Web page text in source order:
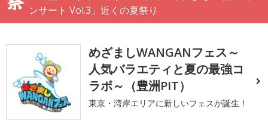
ンサート Vol.3」近くの夏祭り
めざましWANGANフェス～
人気バラエティと夏の最強コ
ラボ～（豊洲PIT）
東京・湾岸エリアに新しいフェスが誕生！